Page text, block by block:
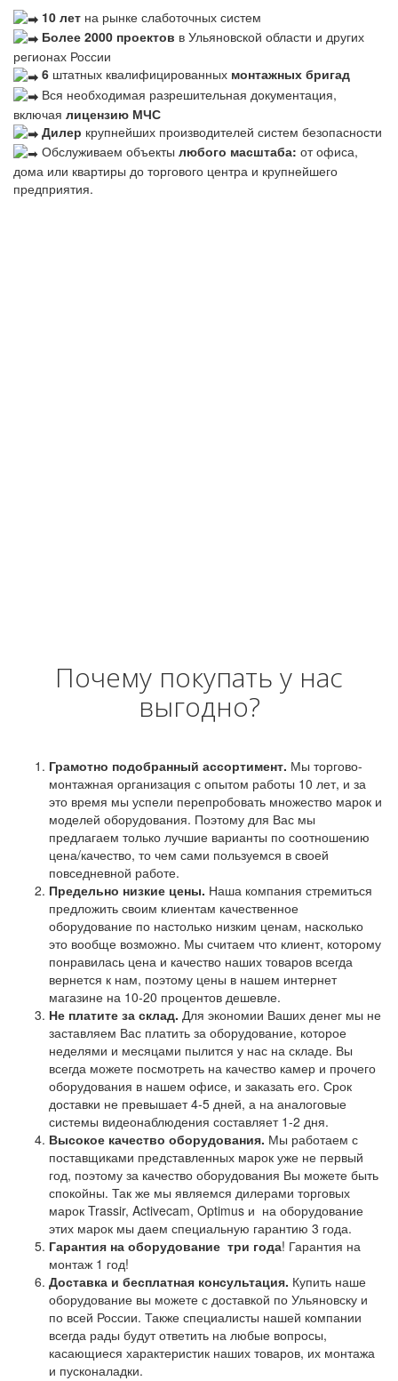
10 лет на рынке слаботочных систем
Более 2000 проектов в Ульяновской области и других
регионах России
6 штатных квалифицированных монтажных бригад
Вся необходимая разрешительная документация,
включая лицензию МЧС
Дилер крупнейших производителей систем безопасности
Обслуживаем объекты любого масштаба: от офиса,
дома или квартиры до торгового центра и крупнейшего
предприятия.
Почему покупать у нас
выгодно?
Грамотно подобранный ассортимент. Мы торгово-
монтажная организация с опытом работы 10 лет, и за
это время мы успели перепробовать множество марок и
моделей оборудования. Поэтому для Вас мы
предлагаем только лучшие варианты по соотношению
цена/качество, то чем сами пользуемся в своей
повседневной работе.
Предельно низкие цены. Наша компания стремиться
предложить своим клиентам качественное
оборудование по настолько низким ценам, насколько
это вообще возможно. Мы считаем что клиент, которому
понравилась цена и качество наших товаров всегда
вернется к нам, поэтому цены в нашем интернет
магазине на 10-20 процентов дешевле.
Не платите за склад. Для экономии Ваших денег мы не
заставляем Вас платить за оборудование, которое
неделями и месяцами пылится у нас на складе. Вы
всегда можете посмотреть на качество камер и прочего
оборудования в нашем офисе, и заказать его. Срок
доставки не превышает 4-5 дней, а на аналоговые
системы видеонаблюдения составляет 1-2 дня.
Высокое качество оборудования. Мы работаем с
поставщиками представленных марок уже не первый
год, поэтому за качество оборудования Вы можете быть
спокойны. Так же мы являемся дилерами торговых
марок Trassir, Activecam, Optimus и на оборудование
этих марок мы даем специальную гарантию 3 года.
Гарантия на оборудование три года! Гарантия на
монтаж 1 год!
Доставка и бесплатная консультация. Купить наше
оборудование вы можете с доставкой по Ульяновску и
по всей России. Также специалисты нашей компании
всегда рады будут ответить на любые вопросы,
касающиеся характеристик наших товаров, их монтажа
и пусконаладки.